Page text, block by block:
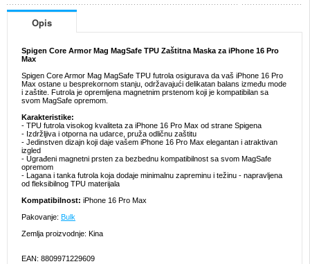
Opis
Spigen Core Armor Mag MagSafe TPU Zaštitna Maska za iPhone 16 Pro
Max
Spigen Core Armor Mag MagSafe TPU futrola osigurava da vaš iPhone 16 Pro
Max ostane u besprekornom stanju, održavajući delikatan balans između mode
i zaštite. Futrola je opremljena magnetnim prstenom koji je kompatibilan sa
svom MagSafe opremom.
Karakteristike:
- TPU futrola visokog kvaliteta za iPhone 16 Pro Max od strane Spigena
- Izdržljiva i otporna na udarce, pruža odličnu zaštitu
- Jedinstven dizajn koji daje vašem iPhone 16 Pro Max elegantan i atraktivan
izgled
- Ugrađeni magnetni prsten za bezbednu kompatibilnost sa svom MagSafe
opremom
- Lagana i tanka futrola koja dodaje minimalnu zapreminu i težinu - napravljena
od fleksibilnog TPU materijala
Kompatibilnost: iPhone 16 Pro Max
Pakovanje: Bulk
Zemlja proizvodnje: Kina
EAN: 8809971229609